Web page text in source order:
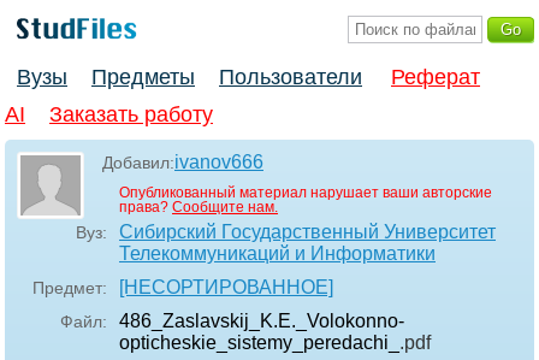
Вузы Предметы Пользователи
Реферат
AI
Заказать работу
Добавил:ivanov666
Опубликованный материал нарушает ваши авторские
права? Сообщите нам.
Вуз:
Сибирский Государственный Университет
Телекоммуникаций и Информатики
Предмет: [НЕСОРТИРОВАННОЕ]
Файл:
486_Zaslavskij_K.E._Volokonno-
opticheskie_sistemy_peredachi_ .pdf